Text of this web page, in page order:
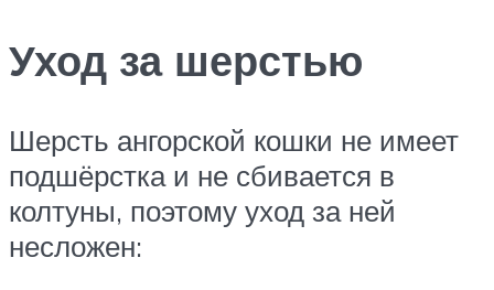
Уход за шерстью
Шерсть ангорской кошки не имеет
подшёрстка и не сбивается в
колтуны, поэтому уход за ней
несложен: